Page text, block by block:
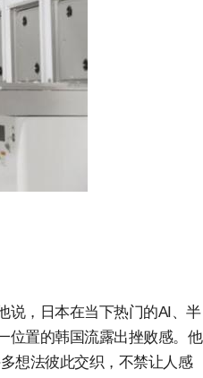
说，日本在当下热门的AI、半
位置的韩国流露出挫败感。他
想法彼此交织，不禁让人感